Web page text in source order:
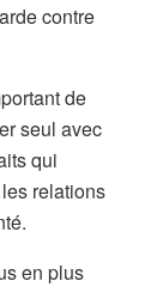
contre
de
seul avec
qui
relations
en plus